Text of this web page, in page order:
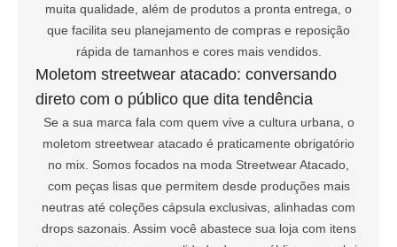
muita qualidade, além de produtos a pronta entrega, o
que facilita seu planejamento de compras e reposição
rápida de tamanhos e cores mais vendidos.
Moletom streetwear atacado: conversando
direto com o público que dita tendência
Se a sua marca fala com quem vive a cultura urbana, o
moletom streetwear atacado é praticamente obrigatório
no mix. Somos focados na moda Streetwear Atacado,
com peças lisas que permitem desde produções mais
neutras até coleções cápsula exclusivas, alinhadas com
drops sazonais. Assim você abastece sua loja com itens